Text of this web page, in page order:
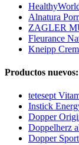
Alnatura
ZAGLER
Fleurance
Kneipp
Productos nuevos:
tetesept
Instick
Dopper
Doppelherz
Dopper